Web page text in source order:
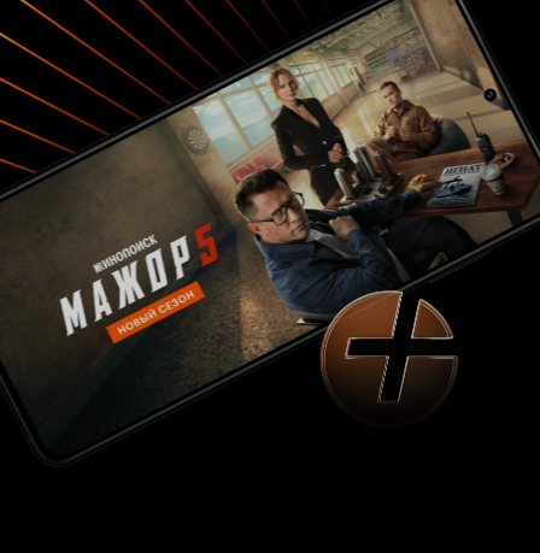
нравится. Юра работает мозгами и смекалкой,
Ширмик силой и наглостью. А против такого
тандема точно никакой маньяк не выстоит.
«Подслушано в Рыбинске» - классный сериал.
Он неплохо сочетает в себе колорит
провинциального города, интересную
детективную интригу и отличный состав
актеров. Мне действительно нравится 8 из 10